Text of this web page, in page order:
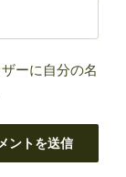
ーに自分の名